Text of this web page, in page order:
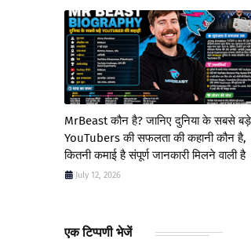
MrBeast कौन है? जानिए दुनिया के सबसे बड़े
YouTubers की सफलता की कहानी कौन है,
कितनी कमाई है संपूर्ण जानकारी मिलने वाली है
July 12, 2026
एक टिप्पणी भेजें